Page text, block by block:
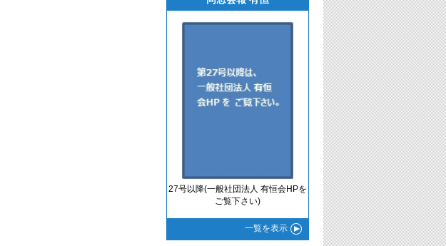
27号以降(一般社団法人 有恒会HPを
ご覧下さい)
一覧を表示